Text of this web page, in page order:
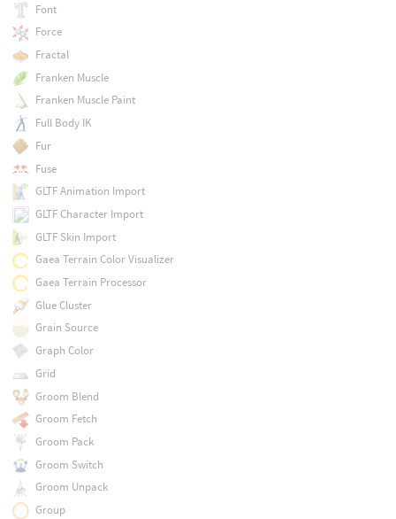
Font
Force
Fractal
Franken Muscle
Franken Muscle Paint
Full Body IK
Fur
Fuse
GLTF Animation Import
GLTF Character Import
GLTF Skin Import
Gaea Terrain Color Visualizer
Gaea Terrain Processor
Glue Cluster
Grain Source
Graph Color
Grid
Groom Blend
Groom Fetch
Groom Pack
Groom Switch
Groom Unpack
Group